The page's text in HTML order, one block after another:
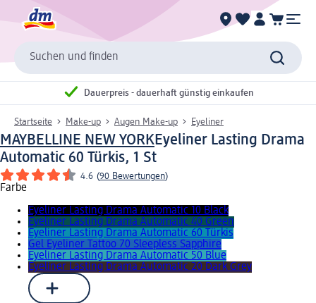
Suchen und finden
Dauerpreis - dauerhaft günstig einkaufen
Startseite Make-up Augen Make-up Eyeliner
MAYBELLINE NEW YORKEyeliner Lasting Drama
Automatic 60 Türkis, 1 St
4.6 (90 Bewertungen)
Farbe
Eyeliner Lasting Drama Automatic 10 Black
Eyeliner Lasting Drama Automatic 40 Green
Eyeliner Lasting Drama Automatic 60 Türkis
Gel Eyeliner Tattoo 70 Sleepless Sapphire
Eyeliner Lasting Drama Automatic 50 Blue
Eyeliner Lasting Drama Automatic 20 Dark Grey